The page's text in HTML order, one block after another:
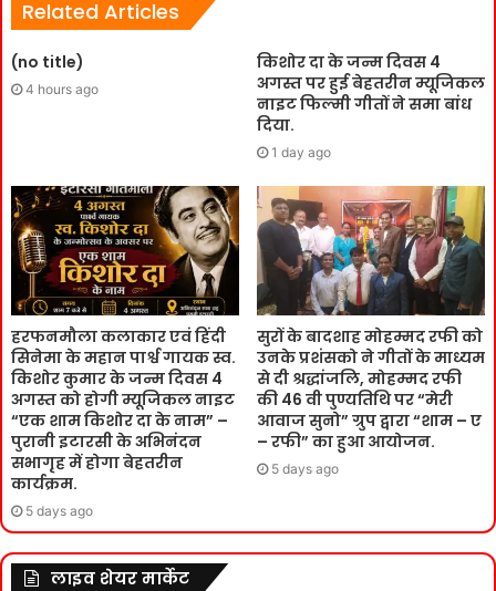
Related Articles
(no title)
4 hours ago
किशोर दा के जन्म दिवस 4
अगस्त पर हुई बेहतरीन म्यूजिकल
नाइट फिल्मी गीतों ने समा बांध
दिया.
1 day ago
हरफनमौला कलाकार एवं हिंदी
सिनेमा के महान पार्श्व गायक स्व.
किशोर कुमार के जन्म दिवस 4
अगस्त को होगी म्यूजिकल नाइट
“एक शाम किशोर दा के नाम” –
पुरानी इटारसी के अभिनंदन
सभागृह में होगा बेहतरीन
कार्यक्रम.
5 days ago
सुरों के बादशाह मोहम्मद रफी को
उनके प्रशंसको ने गीतों के माध्यम
से दी श्रद्धांजलि, मोहम्मद रफी
की 46 वी पुण्यतिथि पर “मेरी
आवाज सुनो” ग्रुप द्वारा “शाम – ए
– रफी” का हुआ आयोजन.
5 days ago
लाइव शेयर मार्केट